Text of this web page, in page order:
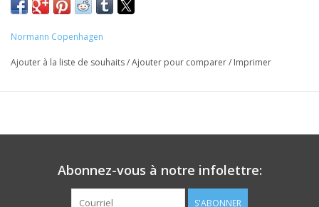
pour cet invité inattendu. Le tabouret Bit est adapté aux
températures de -10°C à +50°C. Bit est disponible en trois
variantes différentes : Bit Stool, Bit Stool Stack et Bit Stool
H : 42 x Ø : 36 cm
Normann Copenhagen
Ajouter à la liste de souhaits/Ajouter pour comparer/ Imprimer
Abonnez-vous à notre infolettre:
S'ABONNER